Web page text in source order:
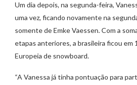
Um dia depois, na segunda-feira,
uma vez, ficando novamente na
somente de Emke Vaessen. Com a
etapas anteriores, a brasileira ficou em
Europeia de snowboard.
“A Vanessa já tinha pontuação para